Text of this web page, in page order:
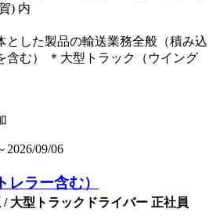
) 内
とした製品の輸送業務全般（積み込
含む） ＊大型トラック（ウイング
2026/09/06
レラー含む）
大型トラックドライバー 正社員